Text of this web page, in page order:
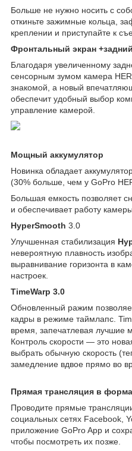
Больше не нужно носить с
откиньте зажимные кольца,
креплении и приступайте к
Фронтальный экран
Благодаря увеличенному
сенсорным зумом камера
знакомой, а новый
обеспечит удобный выбор
управление камерой.
Мощный аккумулятор
Новинка обладает
(30% больше, чем у GoPro
Большая емкость позволяет
и обеспечивает работу
HyperSmooth 3.0
Улучшенная стабилизация
невероятную плавность
выравнивание горизонта в
настроек.
TimeWarp 3.0
Обновленный ражим
кадры в режиме таймлапс.
время, запечатлевая лучшие
Контроль скорости — это
выбрать обычную скорость
замедление вдвое прямо во
Прямая трансляция в
Проводите прямые
социальных сетях Facebook,
приложение GoPro App и
чтобы посмотреть их позже.